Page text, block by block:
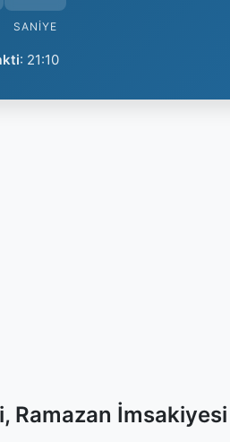
SANIYE
: 21:10
Ramazan İmsakiyesi